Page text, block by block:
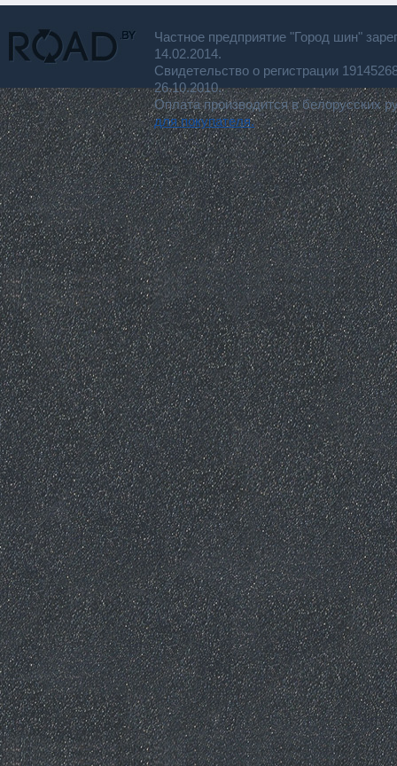
Частное предприятие "Город шин"
14.02.2014.
Свидетельство о регистрации
26.10.2010.
Оплата производится в белорусских
для покупателя.